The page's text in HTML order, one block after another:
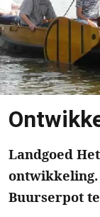
Landgoed
ontwikkeling.
Buurserpot